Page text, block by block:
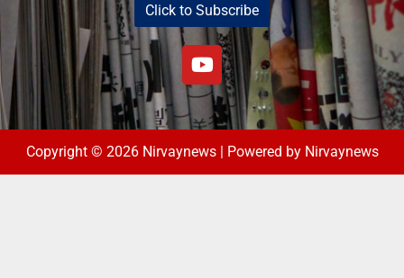
Click to Subscribe
Copyright © 2026 Nirvaynews | Powered by Nirvaynews